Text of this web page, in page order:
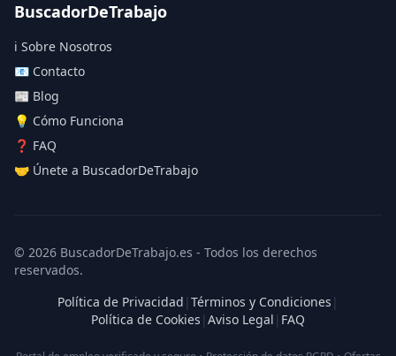
BuscadorDeTrabajo
ℹ️ Sobre Nosotros
📧 Contacto
📰 Blog
💡 Cómo Funciona
❓ FAQ
🤝 Únete a BuscadorDeTrabajo
© 2026 BuscadorDeTrabajo.es - Todos los derechos
reservados.
Política de Privacidad | Términos y Condiciones |
Política de Cookies | Aviso Legal | FAQ